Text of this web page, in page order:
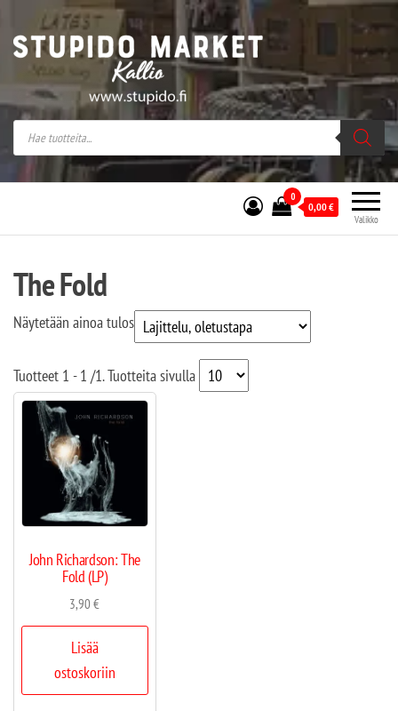
Stupido Market – verkossa ja kivijalassa
Stupido Market on vaihtoehtomusaan
erikoistunut verkko- sekä
kivijalkakauppa Helsingissä Kallion
sydämessä.
Valikko
0
0,00€
The Fold
Näytetään ainoa tulos
Tuotteet 1 - 1 /1. Tuotteita sivulla
John Richardson: The
Fold (LP)
3,90€
Lisää
ostoskoriin